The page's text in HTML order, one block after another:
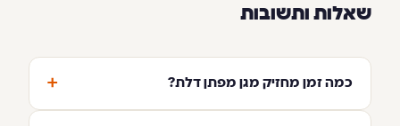
שאלות ותשובות
כמה זמן מחזיק מגן מפתן דלת? +